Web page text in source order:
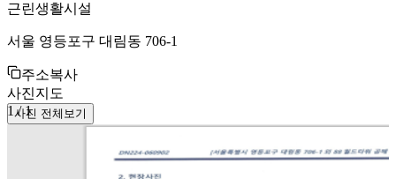
근린생활시설
서울 영등포구 대림동 706-1
주소복사
사진지도
1 /1
사진 전체보기